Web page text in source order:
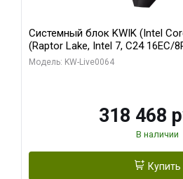
Системный блок KWIK (Intel
(Raptor Lake, Intel 7, C24 16EC/
модуля)/ ASUS RTX5080 PROART
Модель: KW-Live0064
318 468
В наличии
Купить